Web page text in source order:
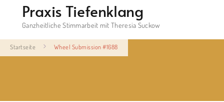
Praxis Tiefenklang
Ganzheitliche Stimmarbeit mit Theresia Suckow
Startseite Wheel Submission #1688